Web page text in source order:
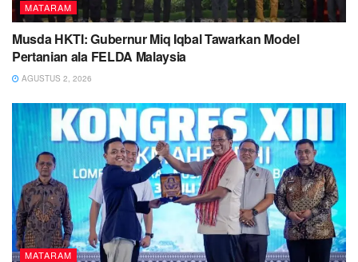
MATARAM
Musda HKTI: Gubernur Miq Iqbal Tawarkan Model
Pertanian ala FELDA Malaysia
AGUSTUS 2, 2026
MATARAM